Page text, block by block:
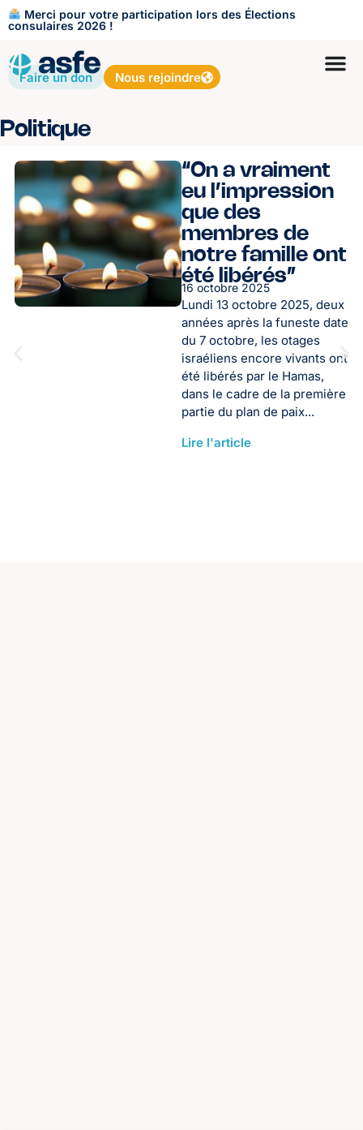
Merci pour votre participation lors des Élections
consulaires 2026 !
Faire un don Nous rejoindre
Politique
“On a vraiment
eu l’impression
que des
membres de
notre famille ont
été libérés”
16 octobre 2025
Lundi 13 octobre 2025, deux
années après la funeste date
du 7 octobre, les otages
israéliens encore vivants ont
été libérés par le Hamas,
dans le cadre de la première
partie du plan de paix...
Lire l'article